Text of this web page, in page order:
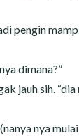
pengin
dimana?”
jauh sih.
nya